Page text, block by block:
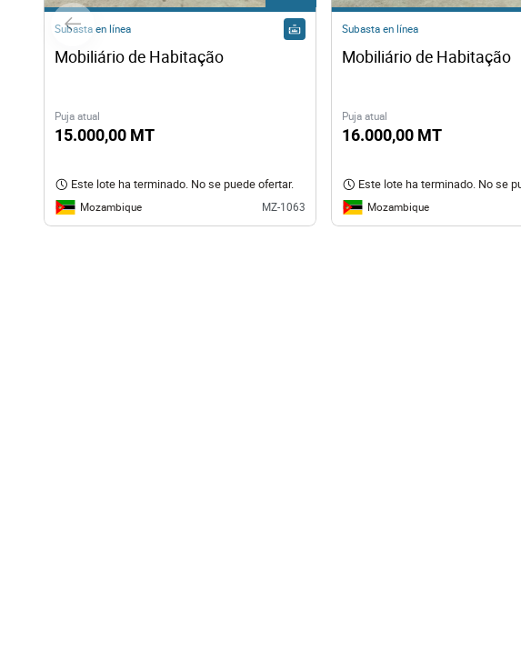
Subasta en línea
Mobiliário de Habitação
Puja atual
15.000,00 MT
Este lote ha terminado. No se puede ofertar.
Mozambique MZ-1063
Subasta en línea
Mobiliário de Habitação
Puja atual
16.000,00 MT
Este lote ha terminado. No se
Mozambique